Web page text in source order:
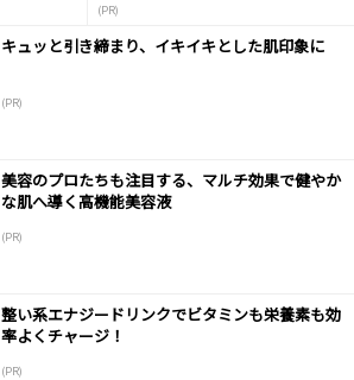
(PR)
キュッと引き締まり、イキイキとした肌印象に
(PR)
美容のプロたちも注目する、マルチ効果で健やか
な肌へ導く高機能美容液
(PR)
整い系エナジードリンクでビタミンも栄養素も効
率よくチャージ！
(PR)